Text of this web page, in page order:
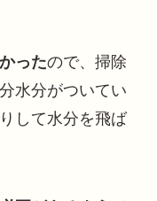
ったので、掃除
水分がついてい
して水分を飛ば